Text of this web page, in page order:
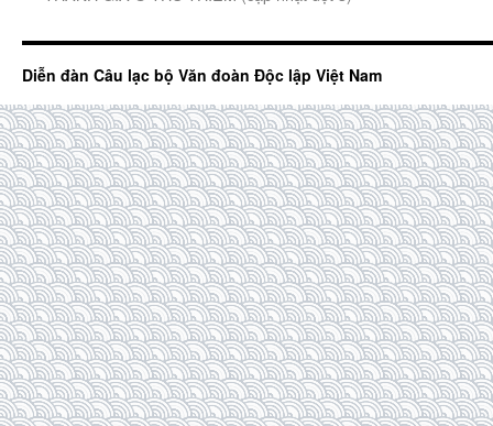
Diễn đàn Câu lạc bộ Văn đoàn Độc lập Việt Nam